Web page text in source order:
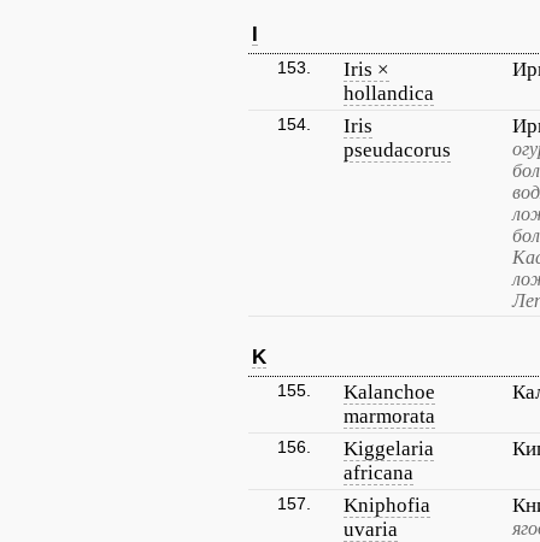
I
153.
Iris ×
hollandica
154.
Iris
pseudacorus
K
155.
Kalanchoe
marmorata
156.
Kiggelaria
africana
157.
Kniphofia
uvaria